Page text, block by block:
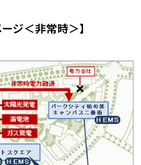
ジ＜非常時＞】